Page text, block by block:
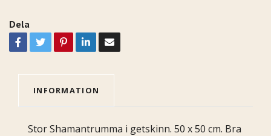
Dela
INFORMATION
Stor Shamantrumma i getskinn. 50 x 50 cm. Bra